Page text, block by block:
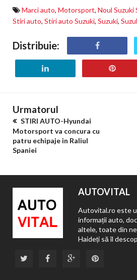
Marci auto, Motorsport, Noul Suzuki
Stiri auto, Stiri auto Suzuki, Suzuki,
Distribuie:
Urmatorul
STIRI AUTO-Hyundai
Motorsport va concura cu
patru echipaje in Raliul
Spaniei
AUTOVITAL
Autovital.ro este
informații auto,
altele, toate din
Haideți să îl